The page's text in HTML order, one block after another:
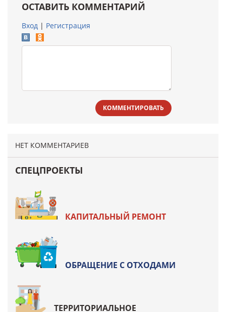
ОСТАВИТЬ КОММЕНТАРИЙ
Вход | Регистрация
КОММЕНТИРОВАТЬ
НЕТ КОММЕНТАРИЕВ
СПЕЦПРОЕКТЫ
КАПИТАЛЬНЫЙ РЕМОНТ
ОБРАЩЕНИЕ С ОТХОДАМИ
ТЕРРИТОРИАЛЬНОЕ